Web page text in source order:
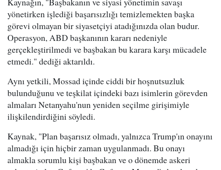
yönetirken işlediği başarısızlığı temizlemekten başka
görevi olmayan bir siyasetçiyi atadığınızda olan budur.
Operasyon, ABD başkanının kararı nedeniyle
gerçekleştirilmedi ve başbakan bu karara karşı mücadele
etmedi." dediği aktarıldı.
Aynı yetkili, Mossad içinde ciddi bir hoşnutsuzluk
bulunduğunu ve teşkilat içindeki bazı isimlerin görevden
almaları Netanyahu'nun yeniden seçilme girişimiyle
ilişkilendirdiğini söyledi.
Kaynak, "Plan başarısız olmadı, yalnızca Trump'ın onayını
almadığı için hiçbir zaman uygulanmadı. Bu onayı
almakla sorumlu kişi başbakan ve o dönemde askeri